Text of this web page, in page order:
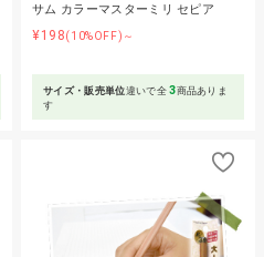
サム カラーマスターミリ セピア
¥198(10%OFF)～
サイズ・販売単位違いで全3商品ありま
す